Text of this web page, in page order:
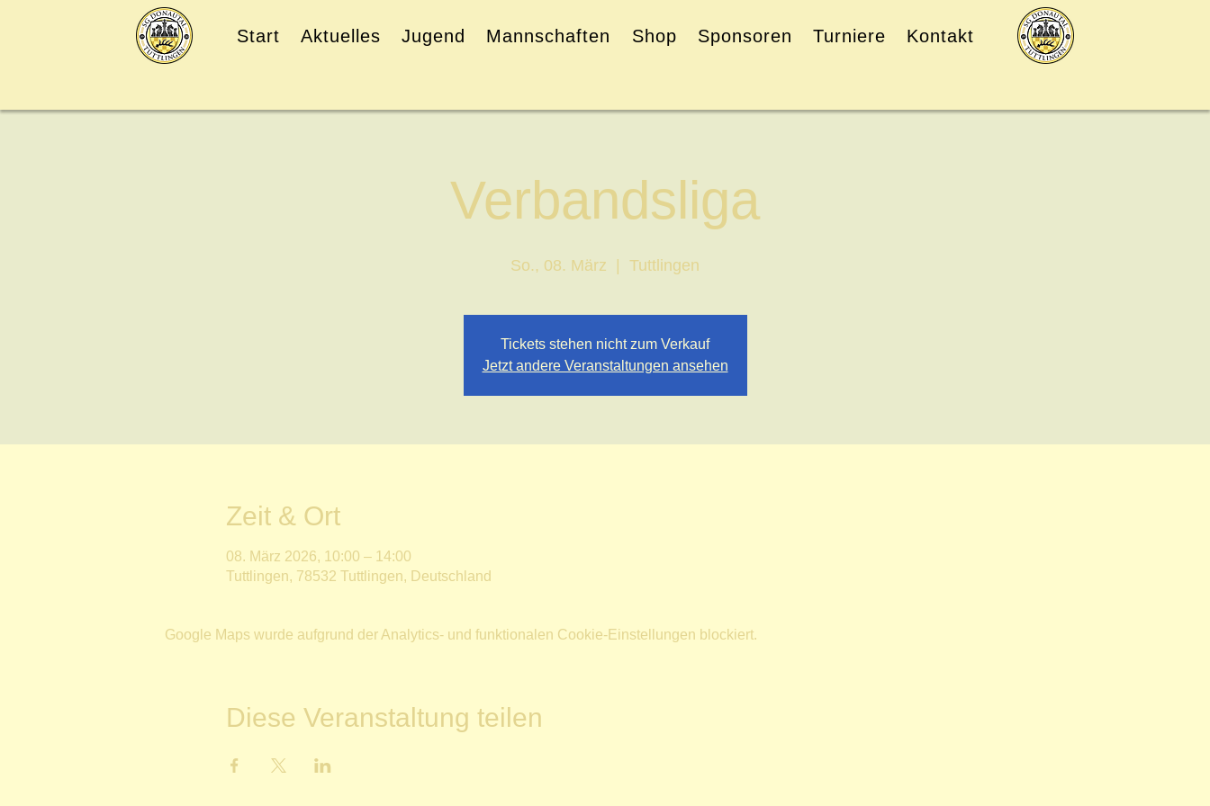
Start Aktuelles Jugend Mannschaften Shop Sponsoren Turniere Kontakt
Verbandsliga
So., 08. März Tuttlingen
Tickets stehen nicht zum Verkauf
Jetzt andere Veranstaltungen ansehen
Zeit & Ort
08. März 2026, 10:00 – 14:00
Tuttlingen, 78532 Tuttlingen, Deutschland
Google Maps wurde aufgrund der Analytics- und funktionalen Cookie-Einstellungen blockiert.
Diese Veranstaltung teilen